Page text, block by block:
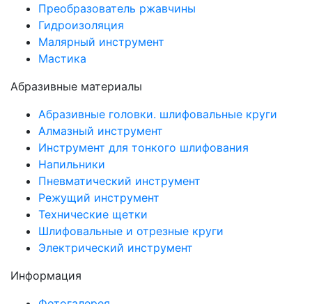
Преобразователь ржавчины
Гидроизоляция
Малярный инструмент
Мастика
Абразивные материалы
Абразивные головки. шлифовальные круги
Алмазный инструмент
Инструмент для тонкого шлифования
Напильники
Пневматический инструмент
Режущий инструмент
Технические щетки
Шлифовальные и отрезные круги
Электрический инструмент
Информация